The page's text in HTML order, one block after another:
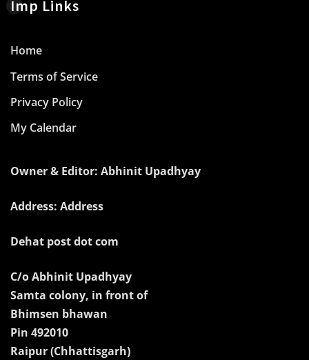
Imp Links
Home
Terms of Service
Privacy Policy
My Calendar
Owner & Editor: Abhinit Upadhyay
Address: Address
Dehat post dot com
C/o Abhinit Upadhyay
Samta colony, in front of
Bhimsen bhawan
Pin 492010
Raipur (Chhattisgarh)